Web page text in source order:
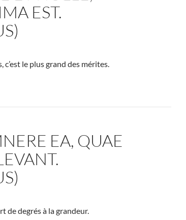
EST.
le plus grand des mérites.
EA, QUAE
de degrés à la grandeur.